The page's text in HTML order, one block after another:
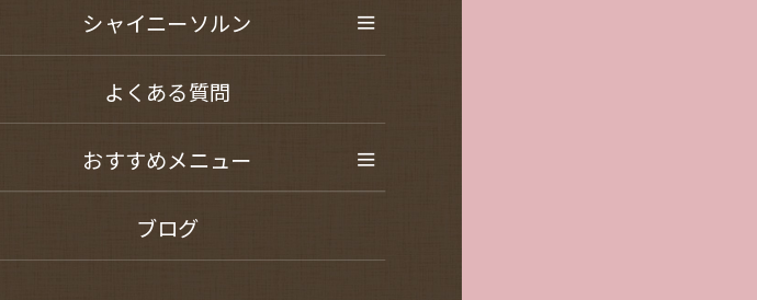
シャイニーソルン
よくある質問
おすすめメニュー
ブログ